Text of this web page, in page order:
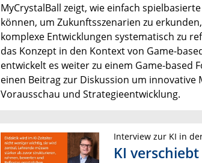
MyCrystalBall zeigt, wie einfach
können, um Zukunftsszenarien zu
komplexe Entwicklungen systematisch zu
das Konzept in den Kontext von Game-
entwickelt es weiter zu einem Game-based
einen Beitrag zur Diskussion um innovative
Vorausschau und Strategieentwicklung.
Interview zur KI in
KI